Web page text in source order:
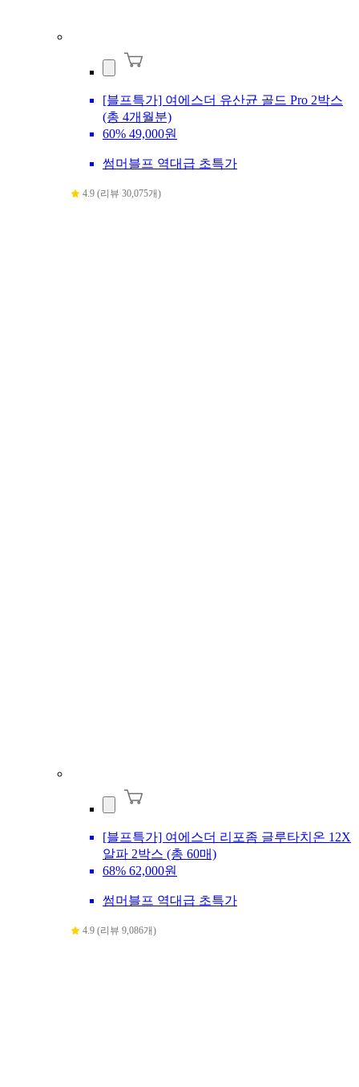
[블프특가] 여에스더 유산균 골드 Pro 2박스
(총 4개월분)
60% 49,000원
썸머블프 역대급 초특가
4.9 (리뷰 30,075개)
[블프특가] 여에스더 리포좀 글루타치온 12X
알파 2박스 (총 60매)
68% 62,000원
썸머블프 역대급 초특가
4.9 (리뷰 9,086개)